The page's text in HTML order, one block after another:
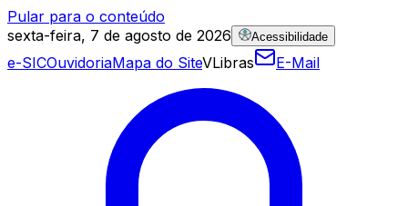
Pular para o conteúdo
sexta-feira, 7 de agosto de 2026
Acessibilidade
e-SICOuvidoriaMapa do SiteVLibras E-Mail